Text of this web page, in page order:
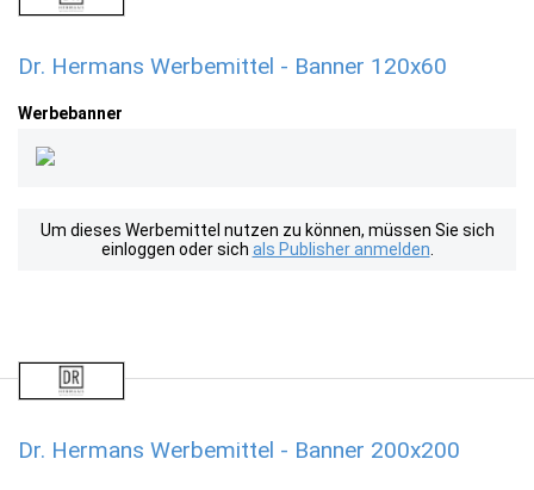
Dr. Hermans Werbemittel - Banner 120x60
Werbebanner
Um dieses Werbemittel nutzen zu können, müssen Sie sich
einloggen oder sich als Publisher anmelden
Dr. Hermans Werbemittel - Banner 200x200